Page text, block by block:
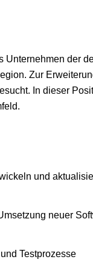
Unternehmen der
Zur
In dieser
und
neuer
Testprozesse